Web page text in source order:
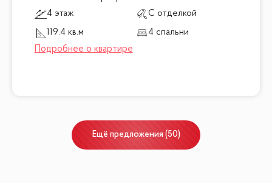
4 этаж
С отделкой
119.4 кв.м
4 спальни
Ещё предложения (50)